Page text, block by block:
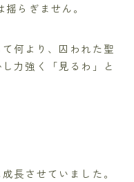
らぎません。
何より、囚われた聖
力強く「見るわ」と
長させていました。